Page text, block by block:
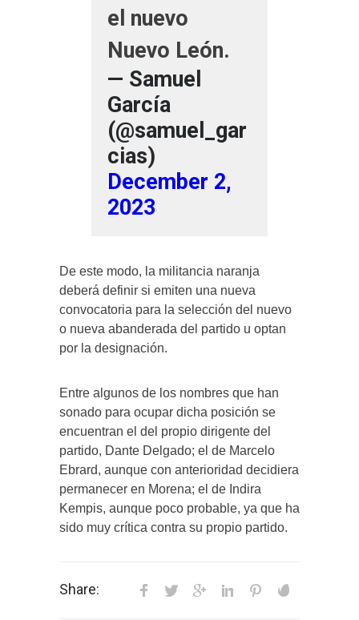
el nuevo
Nuevo León.
— Samuel
García
(@samuel_gar
cias)
December 2,
2023
De este modo, la militancia naranja
deberá definir si emiten una nueva
convocatoria para la selección del nuevo
o nueva abanderada del partido u optan
por la designación.
Entre algunos de los nombres que han
sonado para ocupar dicha posición se
encuentran el del propio dirigente del
partido, Dante Delgado; el de Marcelo
Ebrard, aunque con anterioridad decidiera
permanecer en Morena; el de Indira
Kempis, aunque poco probable, ya que ha
sido muy crítica contra su propio partido.
Share: